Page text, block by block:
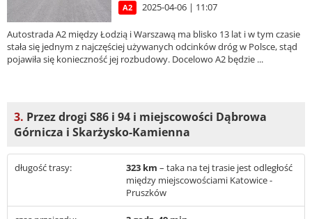
A2 2025-04-06 | 11:07
Autostrada A2 między Łodzią i Warszawą ma blisko 13 lat i w tym czasie
stała się jednym z najczęściej używanych odcinków dróg w Polsce, stąd
pojawiła się konieczność jej rozbudowy. Docelowo A2 będzie ...
3. Przez drogi S86 i 94 i miejscowości Dąbrowa
Górnicza i Skarżysko-Kamienna
długość trasy: 323 km – taka na tej trasie jest odległość
między miejscowościami Katowice -
Pruszków